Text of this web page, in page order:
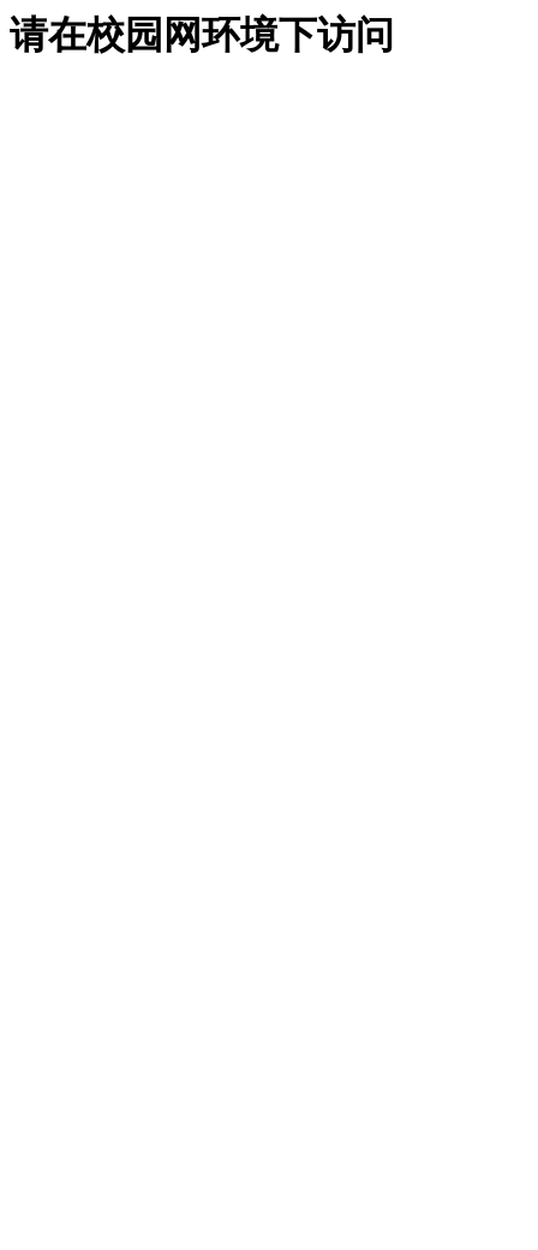
请在校园网环境下访问